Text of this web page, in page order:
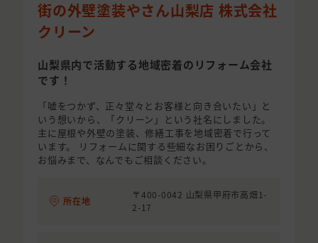
街の外壁塗装やさん山梨店 株式会社
クリーン
山梨県内で活動する地域密着のリフォーム会社
です！
「嘘をつかず、正々堂々とお客様と向き合いたい」と
いう想いから、「クリーン」という社名にしました。
主に屋根や外壁の塗装、修繕工事を地域密着で行って
います。 リフォームに関する些細なお困りごとから、
お悩みまで、なんでもご相談ください。
所在地
〒400-0042 山梨県甲府市高畑1-
2-17